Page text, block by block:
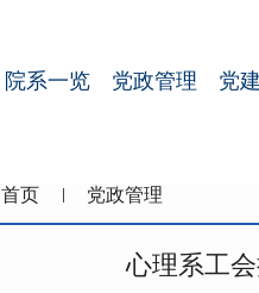
院系一览 党政管理 党
首页 党政管理
心理系工